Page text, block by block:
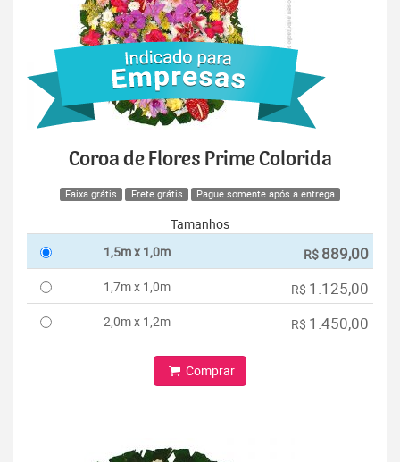
Coroa de Flores Prime Colorida
Faixa grátis Frete grátis Pague somente após a entrega
Tamanhos
1,5m x 1,0m
R$ 889,00
1,7m x 1,0m R$ 1.125,00
2,0m x 1,2m R$ 1.450,00
Comprar